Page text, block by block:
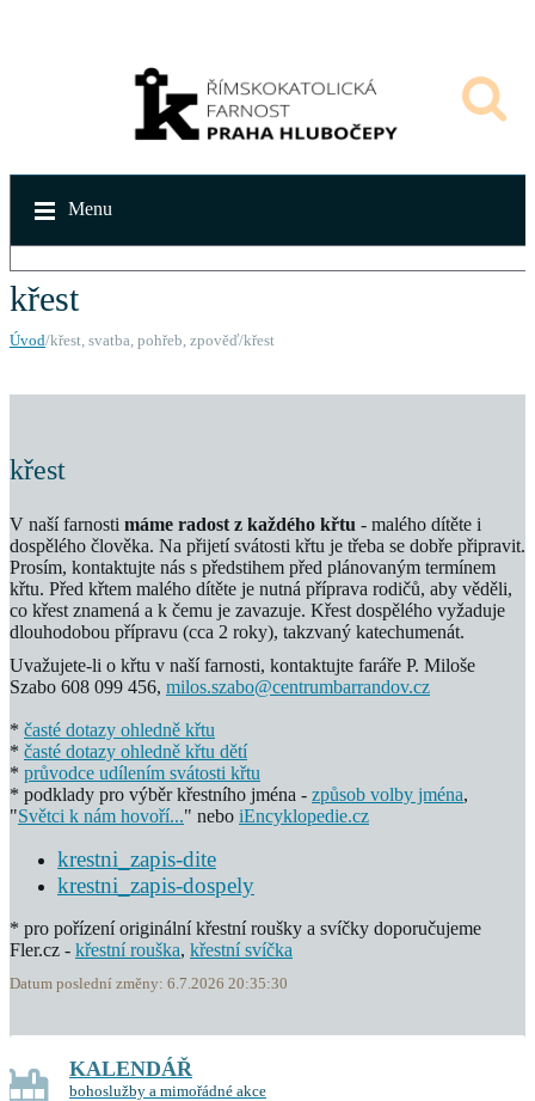
Menu
křest
Úvod/křest, svatba, pohřeb, zpověď/křest
křest
V naší farnosti máme radost z každého křtu - malého dítěte i
dospělého člověka. Na přijetí svátosti křtu je třeba se dobře připravit.
Prosím, kontaktujte nás s předstihem před plánovaným termínem
křtu. Před křtem malého dítěte je nutná příprava rodičů, aby věděli,
co křest znamená a k čemu je zavazuje. Křest dospělého vyžaduje
dlouhodobou přípravu (cca 2 roky), takzvaný katechumenát.
Uvažujete-li o křtu v naší farnosti, kontaktujte faráře P. Miloše
Szabo 608 099 456, milos.szabo@centrumbarrandov.cz
* časté dotazy ohledně křtu
* časté dotazy ohledně křtu dětí
* průvodce udílením svátosti křtu
* podklady pro výběr křestního jména - způsob volby jména,
"Světci k nám hovoří..." nebo iEncyklopedie.cz
krestni_zapis-dite
krestni_zapis-dospely
* pro pořízení originální křestní roušky a svíčky doporučujeme
Fler.cz - křestní rouška, křestní svíčka
Datum poslední změny: 6.7.2026 20:35:30
KALENDÁŘ
bohoslužby a mimořádné akce